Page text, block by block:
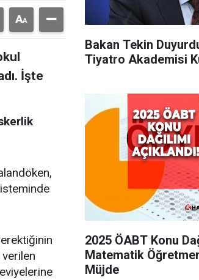
İşte
verilen
Bakan Tekin
Tiyatro Akademisi
2025 ÖABT Konu
Matematik
Müjde